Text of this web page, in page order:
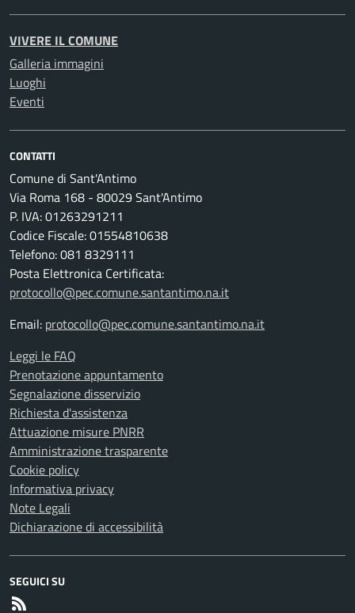
VIVERE IL COMUNE
Galleria immagini
Luoghi
Eventi
CONTATTI
Comune di Sant'Antimo
Via Roma 168 - 80029 Sant'Antimo
P. IVA: 01263291211
Codice Fiscale: 01554810638
Telefono: 081 8329111
Posta Elettronica Certificata:
protocollo@pec.comune.santantimo.na.it
Email: protocollo@pec.comune.santantimo.na.it
Leggi le FAQ
Prenotazione appuntamento
Segnalazione disservizio
Richiesta d'assistenza
Attuazione misure PNRR
Amministrazione trasparente
Cookie policy
Informativa privacy
Note Legali
Dichiarazione di accessibilità
SEGUICI SU